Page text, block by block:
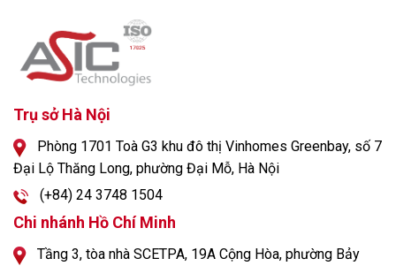
Trụ sở Hà Nội
Phòng 1701 Toà G3 khu đô thị Vinhomes Greenbay, số 7
Đại Lộ Thăng Long, phường Đại Mỗ, Hà Nội
(+84) 24 3748 1504
Chi nhánh Hồ Chí Minh
Tầng 3, tòa nhà SCETPA, 19A Cộng Hòa, phường Bảy